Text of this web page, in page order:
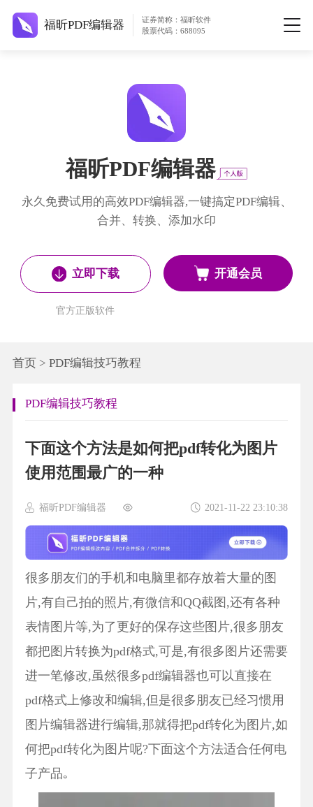
福昕PDF编辑器
证券简称：福昕软件
股票代码：688095
福昕PDF编辑器
永久免费试用的高效PDF编辑器,一键搞定PDF编辑、
合并、转换、添加水印
立即下载
官方正版软件
开通会员
首页> PDF编辑技巧教程
PDF编辑技巧教程
下面这个方法是如何把pdf转化为图片
使用范围最广的一种
福昕PDF编辑器 2021-11-22 23:10:38
很多朋友们的手机和电脑里都存放着大量的图
片,有自己拍的照片,有微信和QQ截图,还有各种
表情图片等,为了更好的保存这些图片,很多朋友
都把图片转换为pdf格式,可是,有很多图片还需要
进一笔修改,虽然很多pdf编辑器也可以直接在
pdf格式上修改和编辑,但是很多朋友已经习惯用
图片编辑器进行编辑,那就得把pdf转化为图片,如
何把pdf转化为图片呢?下面这个方法适合任何电
子产品｡